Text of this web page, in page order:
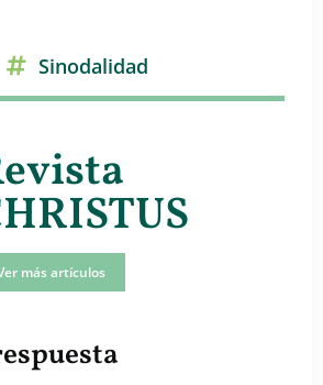
Sinodalidad
más artículos